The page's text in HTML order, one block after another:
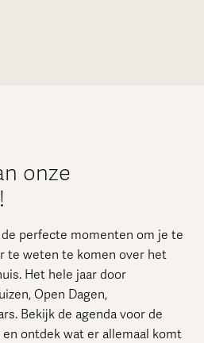
onze
perfecte momenten om je te
te weten te komen over het
Het hele jaar door
Open Dagen,
Bekijk de agenda voor de
ontdek wat er allemaal komt